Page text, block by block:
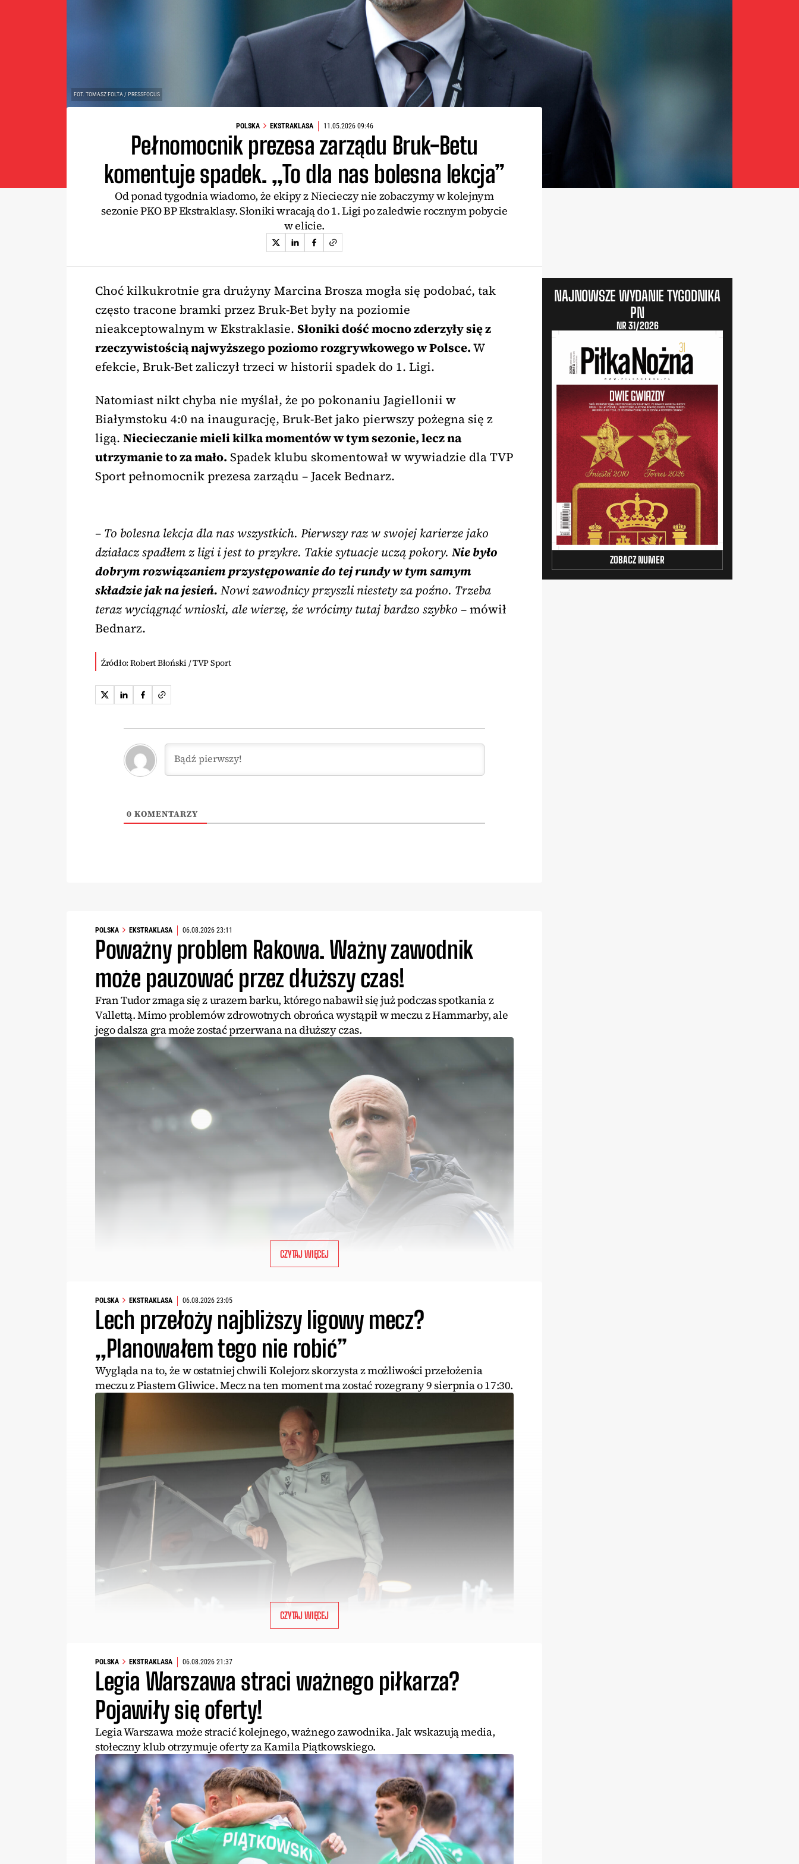
FOT. TOMASZ FOLTA / PRESSFOCUS
POLSKA EKSTRAKLASA 11.05.2026 09:46
Pełnomocnik prezesa zarządu Bruk-Betu
komentuje spadek. „To dla nas bolesna lekcja”
Od ponad tygodnia wiadomo, że ekipy z Niecieczy nie zobaczymy w kolejnym
sezonie PKO BP Ekstraklasy. Słoniki wracają do 1. Ligi po zaledwie rocznym pobycie
w elicie.
Choć kilkukrotnie gra drużyny Marcina Brosza mogła się podobać, tak
często tracone bramki przez Bruk-Bet były na poziomie
nieakceptowalnym w Ekstraklasie. Słoniki dość mocno zderzyły się z
rzeczywistością najwyższego poziomo rozgrywkowego w Polsce.W
efekcie, Bruk-Bet zaliczył trzeci w historii spadek do 1. Ligi.
Natomiast nikt chyba nie myślał, że po pokonaniu Jagiellonii w
Białymstoku 4:0 na inaugurację, Bruk-Bet jako pierwszy pożegna się z
ligą. Niecieczanie mieli kilka momentów w tym sezonie, lecz na
utrzymanie to za mało. Spadek klubu skomentował w wywiadzie dla TVP
Sport pełnomocnik prezesa zarządu – Jacek Bednarz.
– To bolesna lekcja dla nas wszystkich. Pierwszy raz w swojej karierze jako
działacz spadłem z ligi i jest to przykre. Takie sytuacje uczą pokory.Nie było
dobrym rozwiązaniem przystępowanie do tej rundy w tym samym
składzie jak na jesień. Nowi zawodnicy przyszli niestety za poźno. Trzeba
teraz wyciągnąć wnioski, ale wierzę, że wrócimy tutaj bardzo szybko – mówił
Bednarz.
Źródło: Robert Błoński / TVP Sport
0 KOMENTARZY
NAJNOWSZE WYDANIE TYGODNIKA
PN
NR 31/2026
ZOBACZ NUMER
POLSKA EKSTRAKLASA 06.08.2026 23:11
Poważny problem Rakowa. Ważny zawodnik
może pauzować przez dłuższy czas!
Fran Tudor zmaga się z urazem barku, którego nabawił się już podczas spotkania z
Vallettą. Mimo problemów zdrowotnych obrońca wystąpił w meczu z Hammarby, ale
jego dalsza gra może zostać przerwana na dłuższy czas.
CZYTAJ WIĘCEJ
POLSKA EKSTRAKLASA 06.08.2026 23:05
Lech przełoży najbliższy ligowy mecz?
„Planowałem tego nie robić”
Wygląda na to, że w ostatniej chwili Kolejorz skorzysta z możliwości przełożenia
meczu z Piastem Gliwice. Mecz na ten moment ma zostać rozegrany 9 sierpnia o 17:30.
CZYTAJ WIĘCEJ
POLSKA EKSTRAKLASA 06.08.2026 21:37
Legia Warszawa straci ważnego piłkarza?
Pojawiły się oferty!
Legia Warszawa może stracić kolejnego, ważnego zawodnika. Jak wskazują media,
stołeczny klub otrzymuje oferty za Kamila Piątkowskiego.